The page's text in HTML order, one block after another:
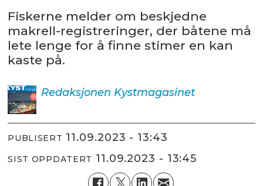
Fiskerne melder om beskjedne
makrell-registreringer, der båtene må
lete lenge for å finne stimer en kan
kaste på.
Redaksjonen Kystmagasinet
PUBLISERT 11.09.2023 - 13:43
SIST OPPDATERT 11.09.2023 - 13:45